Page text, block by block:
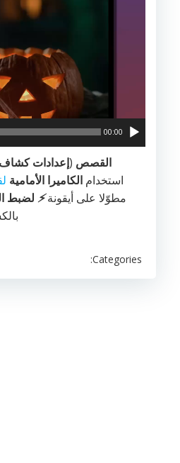
00:00
القصص (إعدادات كشاف
استخدام الكاميرا الأمامية
مطوّلا على أيقونة⚡️ لضبط
Categories: